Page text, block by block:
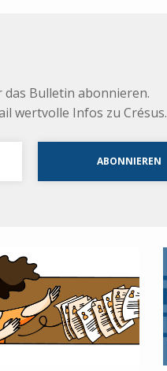
Bulletin abonnieren.
wertvolle Infos zu Crésus.